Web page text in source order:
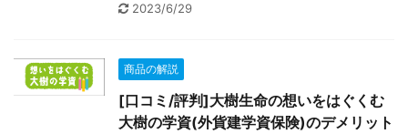
2023/6/29
商品の解説
[口コミ/評判]大樹生命の想いをはぐくむ
大樹の学資(外貨建学資保険)のデメリット